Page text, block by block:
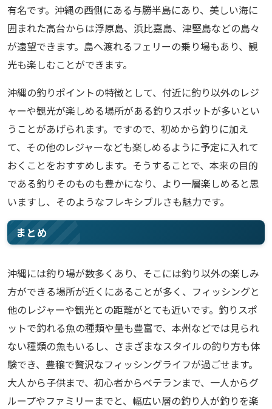
有名です。沖縄の西側にある与勝半島にあり、美しい海に
囲まれた高台からは浮原島、浜比嘉島、津堅島などの島々
が遠望できます。島へ渡れるフェリーの乗り場もあり、観
光も楽しむことができます。
沖縄の釣りポイントの特徴として、付近に釣り以外のレジ
ャーや観光が楽しめる場所がある釣りスポットが多いとい
うことがあげられます。ですので、初めから釣りに加え
て、その他のレジャーなども楽しめるように予定に入れて
おくことをおすすめします。そうすることで、本来の目的
である釣りそのものも豊かになり、より一層楽しめると思
いますし、そのようなフレキシブルさも魅力です。
まとめ
沖縄には釣り場が数多くあり、そこには釣り以外の楽しみ
方ができる場所が近くにあることが多く、フィッシングと
他のレジャーや観光との距離がとても近いです。釣りスポ
ットで釣れる魚の種類や量も豊富で、本州などでは見られ
ない種類の魚もいるし、さまざまなスタイルの釣り方も体
験でき、豊穣で贅沢なフィッシングライフが過ごせます。
大人から子供まで、初心者からベテランまで、一人からグ
ループやファミリーまでと、幅広い層の釣り人が釣りを楽